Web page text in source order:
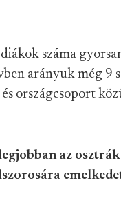
száma
arányuk még 9
országcsoport
az